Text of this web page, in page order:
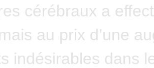
cérébraux a
au prix d’une
indésirables dans